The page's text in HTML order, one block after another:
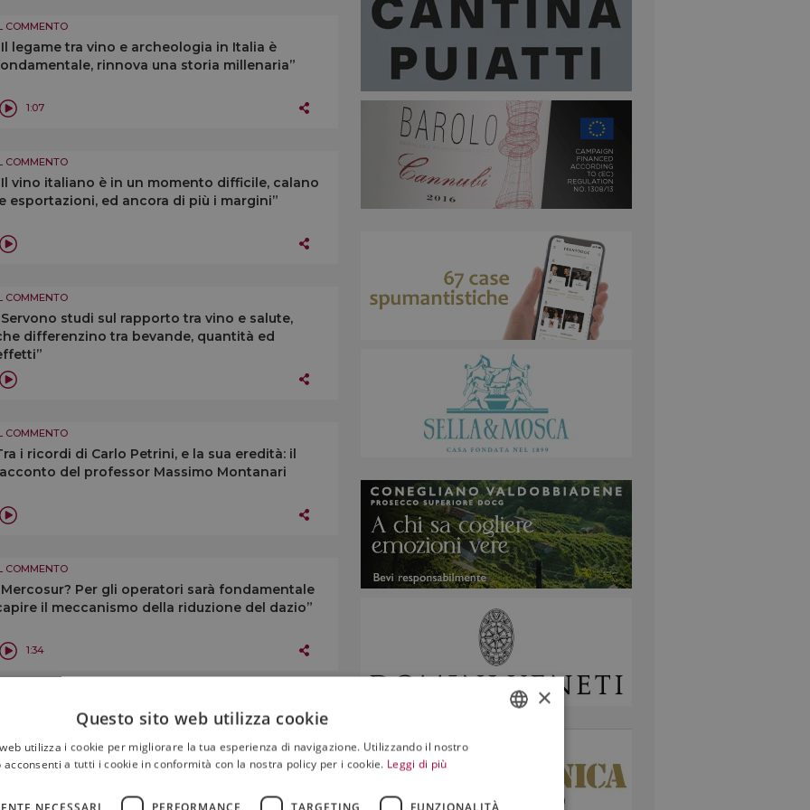
COMMENTO
legame tra vino e archeologia in Italia è
rinnova una storia millenaria”
1:07
COMMENTO
vino italiano è in un momento difficile, calano
esportazioni, ed ancora di più i margini”
COMMENTO
studi sul rapporto tra vino e salute,
differenzino tra bevande, quantità ed
COMMENTO
i ricordi di Carlo Petrini, e la sua eredità: il
del professor Massimo Montanari
COMMENTO
Per gli operatori sarà fondamentale
il meccanismo della riduzione del dazio”
1:34
ed energy drink favoriti dalla
del vino, questo è l’effetto sulla
×
Questo sito web utilizza cookie
utilizza i cookie per migliorare la tua esperienza di navigazione. Utilizzando il nostro
acconsenti a tutti i cookie in conformità con la nostra policy per i cookie. Leggi di più
NECESSARI PERFORMANCE TARGETING FUNZIONALITÀ